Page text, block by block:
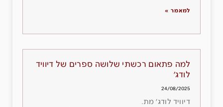
למאמר »
למה פתאום רכשתי שלושה ספרים של דיוויד
לודג׳
24/08/2025
דיוויד לודג׳ מת.